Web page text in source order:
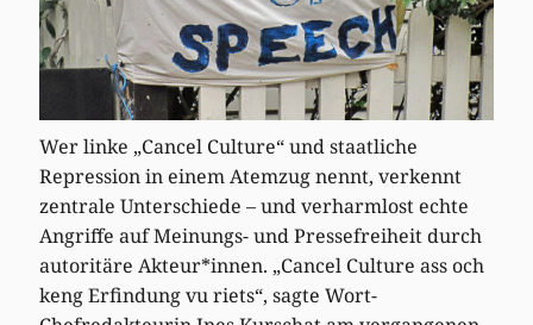
Wer linke „Cancel Culture“ und staatliche
Repression in einem Atemzug nennt, verkennt
zentrale Unterschiede – und verharmlost echte
Angriffe auf Meinungs- und Pressefreiheit durch
autoritäre Akteur*innen. „Cancel Culture ass och
keng Erfindung vu riets“, sagte Wort-